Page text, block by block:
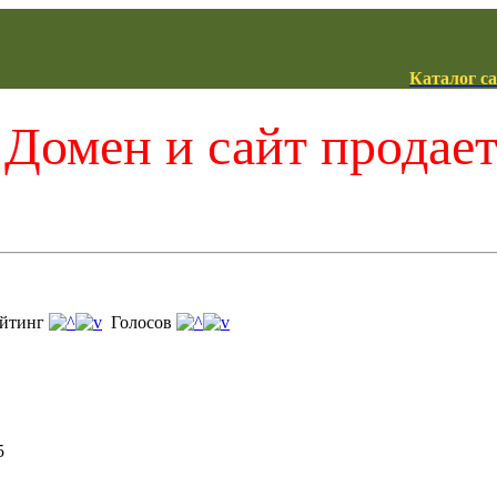
Каталог
Домен и сайт
Голосов